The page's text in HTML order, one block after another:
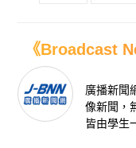
《Broadcast
廣播新聞
像新聞，
皆由學生